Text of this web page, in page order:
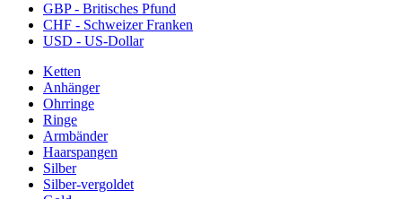
GBP - Britisches Pfund
CHF - Schweizer Franken
USD - US-Dollar
Ketten
Anhänger
Ohrringe
Ringe
Armbänder
Haarspangen
Silber
Silber-vergoldet